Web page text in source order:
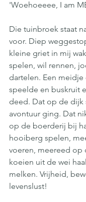
'Woehoeeee, I am
Die tuinbroek staat
voor. Diep
kleine griet in mij
spelen, wil rennen,
dartelen. Een
speelde en buskruit
deed. Dat op de dijk
avontuur ging. Dat
op de boerderij bij
hooiberg spelen,
voeren, meereed op
koeien uit de wei
melken. Vrijheid,
levenslust!